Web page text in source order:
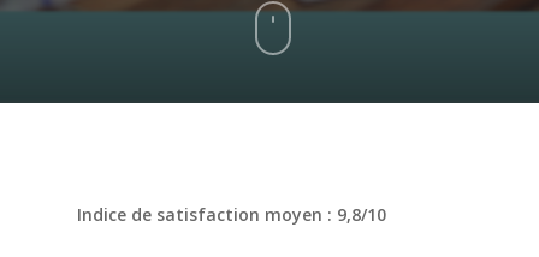
Indice de satisfaction moyen : 9,8/10
Le GECO